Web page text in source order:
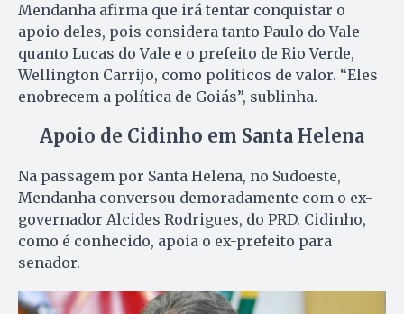
Mendanha afirma que irá tentar conquistar o
apoio deles, pois considera tanto Paulo do Vale
quanto Lucas do Vale e o prefeito de Rio Verde,
Wellington Carrijo, como políticos de valor. “Eles
enobrecem a política de Goiás”, sublinha.
Apoio de Cidinho em Santa Helena
Na passagem por Santa Helena, no Sudoeste,
Mendanha conversou demoradamente com o ex-
governador Alcides Rodrigues, do PRD. Cidinho,
como é conhecido, apoia o ex-prefeito para
senador.